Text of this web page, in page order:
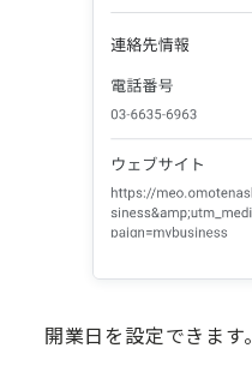
開業日を設定できます。